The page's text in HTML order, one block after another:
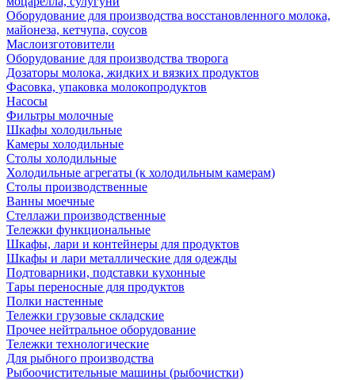
Оборудование для производства восстановленного молока,
майонеза, кетчупа, соусов
Маслоизготовители
Оборудование для производства творога
Дозаторы молока, жидких и вязких продуктов
Фасовка, упаковка молокопродуктов
Насосы
Фильтры молочные
Шкафы холодильные
Камеры холодильные
Столы холодильные
Холодильные агрегаты (к холодильным камерам)
Столы производственные
Ванны моечные
Стеллажи производственные
Тележки функциональные
Шкафы, лари и контейнеры для продуктов
Шкафы и лари металлические для одежды
Подтоварники, подставки кухонные
Тары переносные для продуктов
Полки настенные
Тележки грузовые складские
Прочее нейтральное оборудование
Тележки технологические
Для рыбного производства
Рыбоочистительные машины (рыбочистки)